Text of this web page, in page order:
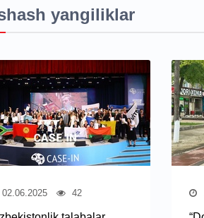
yangiliklar
02.06.2025 42